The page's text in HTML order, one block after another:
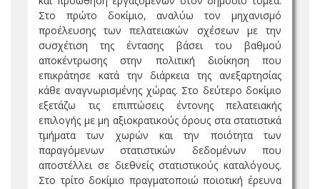
Στο πρώτο δοκίμιο, αναλύω τον μηχανισμό
προέλευσης των πελατειακών σχέσεων με την
συσχέτιση της έντασης βάσει του βαθμού
αποκέντρωσης στην πολιτική διοίκηση που
επικράτησε κατά την διάρκεια της ανεξαρτησίας
κάθε αναγνωρισμένης χώρας. Στο δεύτερο δοκίμιο
εξετάζω τις επιπτώσεις έντονης πελατειακής
επιλογής με μη αξιοκρατικούς όρους στα στατιστικά
τμήματα των χωρών και την ποιότητα των
παραγόμενων στατιστικών δεδομένων που
αποστέλλει σε διεθνείς στατιστικούς καταλόγους.
Στο τρίτο δοκίμιο πραγματοποιώ ποιοτική έρευνα